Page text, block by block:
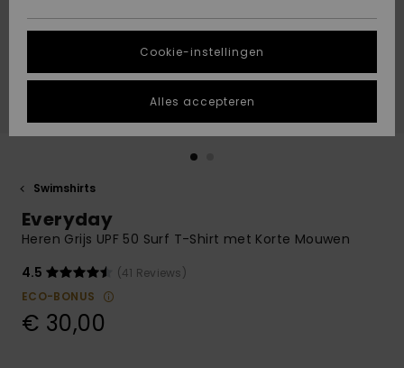
Highlights
Highlights
gesprek om het
snelste
vraag te
krijgen.
Gesprek
de meest
vragen en ons
contactformulier.
DUURZAAMHEID
STORE LOCATOR
VERLANGLIJST
Swimshirts
Everyday
Heren Grijs UPF 50 Surf T-Shirt met Korte Mouwen
4.5
(41 Reviews)
ECO-BONUS
€ 30,00
Cookie-instellingen
Alles accepteren